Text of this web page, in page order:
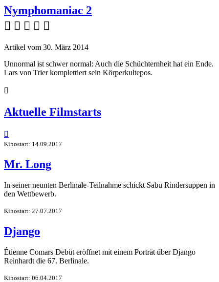
Nymphomaniac 2
    
Artikel vom 30. März 2014
Unnormal ist schwer normal: Auch die Schüchternheit hat ein Ende.
Lars von Trier komplettiert sein Körperkultepos.

Aktuelle Filmstarts

Kinostart: 14.09.2017
Mr. Long
In seiner neunten Berlinale-Teilnahme schickt Sabu Rindersuppen in
den Wettbewerb.
Kinostart: 27.07.2017
Django
Étienne Comars Debüt eröffnet mit einem Porträt über Django
Reinhardt die 67. Berlinale.
Kinostart: 06.04.2017